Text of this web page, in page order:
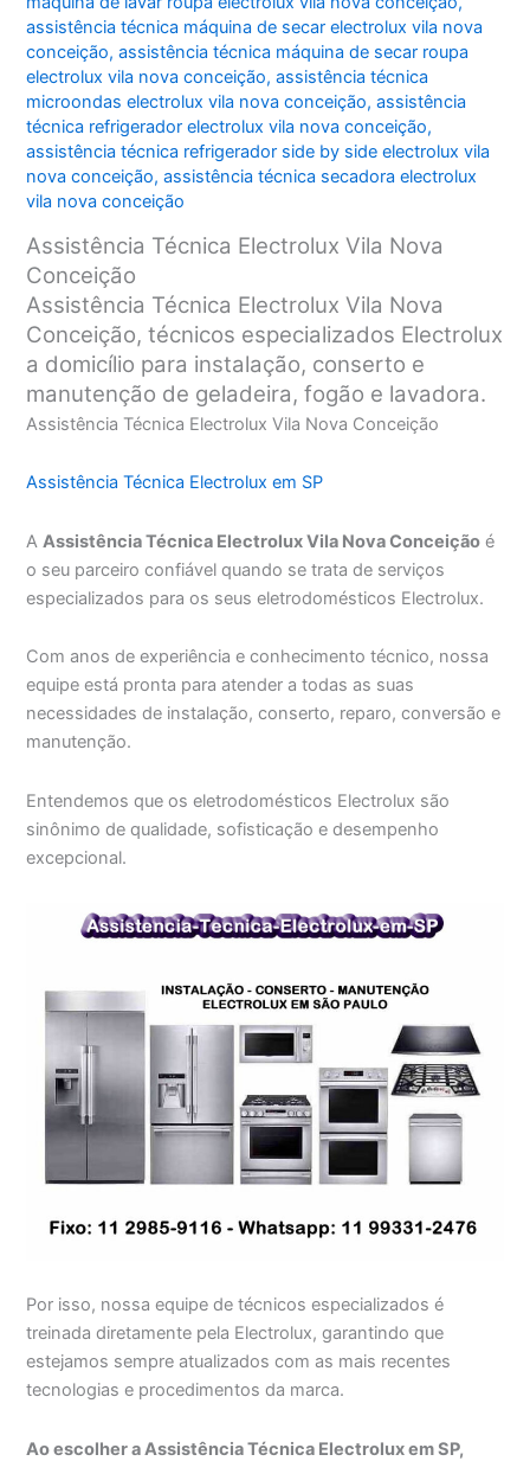
assistência técnica máquina de secar electrolux vila nova
conceição,assistência técnica máquina de secar roupa
electrolux vila nova conceição,assistência técnica
microondas electrolux vila nova conceição,assistência
técnica refrigerador electrolux vila nova conceição,
assistência técnica refrigerador side by side electrolux vila
nova conceição,assistência técnica secadora electrolux
vila nova conceição
Assistência Técnica Electrolux Vila Nova
Conceição
Assistência Técnica Electrolux Vila Nova
Conceição, técnicos especializados Electrolux
a domicílio para instalação, conserto e
manutenção de geladeira, fogão e lavadora.
Assistência Técnica Electrolux Vila Nova Conceição
Assistência Técnica Electrolux em SP
AAssistência Técnica Electrolux Vila Nova Conceição é
o seu parceiro confiável quando se trata de serviços
especializados para os seus eletrodomésticos Electrolux.
Com anos de experiência e conhecimento técnico, nossa
equipe está pronta para atender a todas as suas
necessidades de instalação, conserto, reparo, conversão e
manutenção.
Entendemos que os eletrodomésticos Electrolux são
sinônimo de qualidade, sofisticação e desempenho
excepcional.
Por isso, nossa equipe de técnicos especializados é
treinada diretamente pela Electrolux, garantindo que
estejamos sempre atualizados com as mais recentes
tecnologias e procedimentos da marca.
Ao escolher a Assistência Técnica Electrolux em SP,